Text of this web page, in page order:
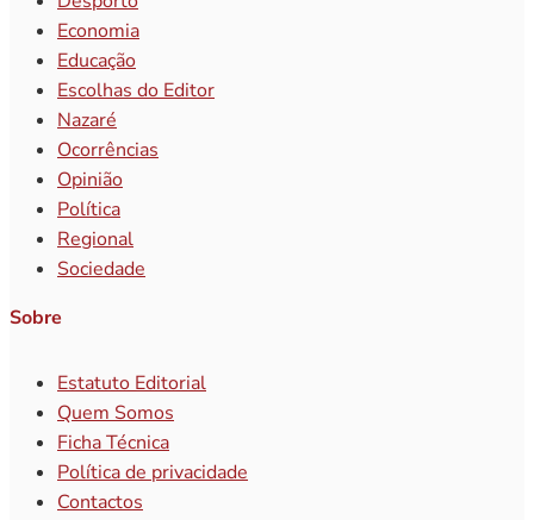
Economia
Educação
Escolhas do Editor
Nazaré
Ocorrências
Opinião
Política
Regional
Sociedade
Sobre
Estatuto Editorial
Quem Somos
Ficha Técnica
Política de privacidade
Contactos